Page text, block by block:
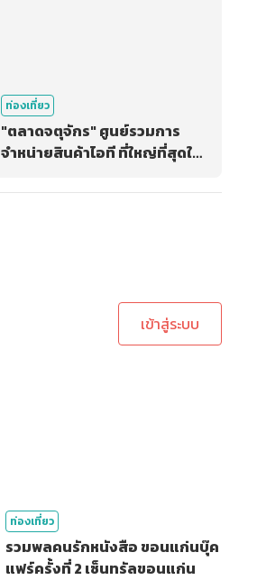
ท่องเที่ยว
"ตลาดจตุจักร" ศูนย์รวมการ
จำหน่ายสินค้าไอที ที่ใหญ่ที่สุดใน
เข้าสู่ระบบ
ท่องเที่ยว
รวมพลคนรักหนังสือ ขอนแก่นบุ๊ค
แฟร์ครั้งที่ 2 เซ็นทรัลขอนแก่น